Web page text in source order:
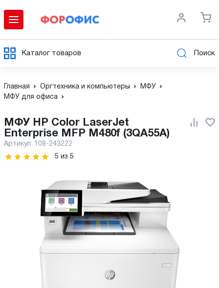
Каталог товаров Поиск
Главная Оргтехника и компьютеры
МФУ
МФУ для офиса
МФУ HP Color LaserJet
Enterprise MFP M480f (3QA55A)
Артикул: 108-243222
5 из 5